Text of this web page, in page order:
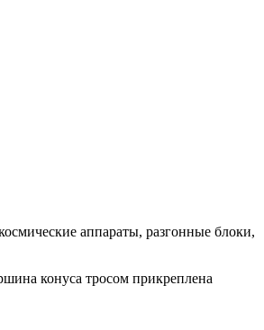
аппараты, разгонные блоки,
конуса тросом прикреплена